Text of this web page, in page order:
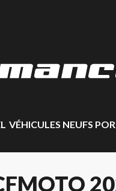
VÉHICULES NEUFS